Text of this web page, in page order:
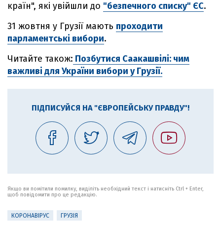
країн", які увійшли до "безпечного списку" ЄС.
31 жовтня у Грузії мають проходити
парламентські вибори.
Читайте також: Позбутися Саакашвілі: чим
важливі для України вибори у Грузії.
ПІДПИСУЙСЯ НА "ЄВРОПЕЙСЬКУ ПРАВДУ"!
Якщо ви помітили помилку, виділіть необхідний текст і натисніть Ctrl + Enter,
щоб повідомити про це редакцію.
КОРОНАВІРУС ГРУЗІЯ